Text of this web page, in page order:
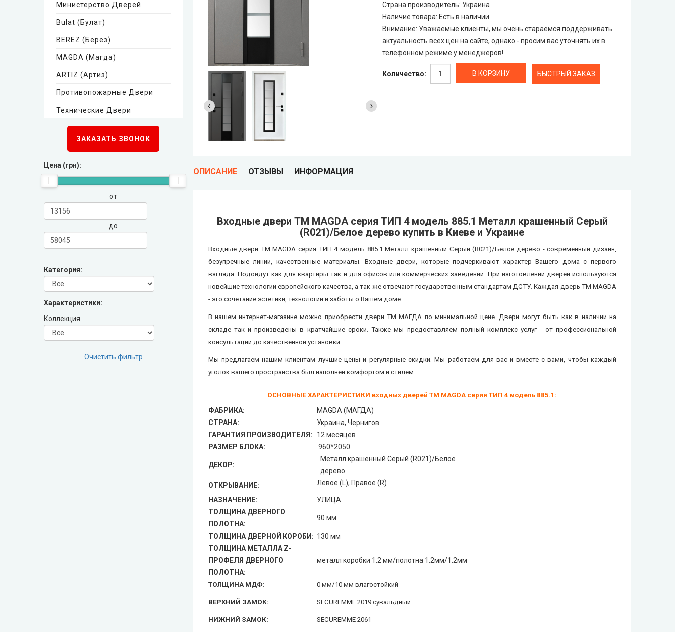
Министерство Дверей
Bulat (Булат)
BEREZ (Берез)
MAGDA (Магда)
ARTIZ (Артиз)
Противопожарные Двери
Технические Двери
Arma (Арма)
FORT (Форт)
Very Dveri (Вери Двери)
ЗАКАЗАТЬ ЗВОНОК
Цена (грн):
от
до
Категория:
Характеристики:
Коллекция
Очистить фильтр
Страна производитель: Украина
Наличие товара: Есть в наличии
Внимание: Уважаемые клиенты, мы очень стараемся поддерживать
актуальность всех цен на сайте, однако - просим вас уточнять их в
телефонном режиме у менеджеров!
Количество: БЫСТРЫЙ ЗАКАЗ
ОПИСАНИЕ ОТЗЫВЫ ИНФОРМАЦИЯ
Входные двери ТМ MAGDA серия ТИП 4 модель 885.1 Металл крашенный Серый
(R021)/Белое дерево купить в Киеве и Украине
Входные двери ТМ MAGDA серия ТИП 4 модель 885.1 Металл крашенный Серый (R021)/Белое дерево - современный дизайн,
безупречные линии, качественные материалы. Входные двери, которые подчеркивают характер Вашего дома с первого
взгляда. Подойдут как для квартиры так и для офисов или коммерческих заведений. При изготовлении дверей используются
новейшие технологии европейского качества, а так же отвечают государственным стандартам ДCTУ. Каждая дверь ТМ MAGDA
- это сочетание эстетики, технологии и заботы о Вашем доме.
В нашем интернет-магазине можно приобрести двери ТМ МАГДА по минимальной цене. Двери могут быть как в наличии на
складе так и произведены в кратчайшие сроки. Также мы предоставляем полный комплекс услуг - от профессиональной
консультации до качественной установки.
Мы предлагаем нашим клиентам лучшие цены и регулярные скидки. Мы работаем для вас и вместе с вами, чтобы каждый
уголок вашего пространства был наполнен комфортом и стилем.
ОСНОВНЫЕ ХАРАКТЕРИСТИКИ входных дверей ТМ MAGDA серия ТИП 4 модель 885.1 :
ФАБРИКА:
MAGDA (МАГДА)
СТРАНА:
Украина, Чернигов
ГАРАНТИЯ ПРОИЗВОДИТЕЛЯ:
12 месяцев
РАЗМЕР БЛОКА:
960*2050
ДЕКОР:
Металл крашенный Серый (R021)/Белое
дерево
ОТКРЫВАНИЕ:
Левое (L), Правое (R)
НАЗНАЧЕНИЕ:
УЛИЦА
ТОЛЩИНА ДВЕРНОГО
ПОЛОТНА:
90 мм
ТОЛЩИНА ДВЕРНОЙ КОРОБИ: 130 мм
ТОЛЩИНА МЕТАЛЛА Z-
ПРОФЕЛЯ ДВЕРНОГО
ПОЛОТНА:
металл коробки 1.2 мм/полотна 1.2мм/1.2мм
ТОЛЩИНА МДФ: 0 мм/10 мм влагостойкий
ВЕРХНИЙ ЗАМОК: SECUREMME 2019 сувальдный
НИЖНИЙ ЗАМОК: SECUREMME 2061